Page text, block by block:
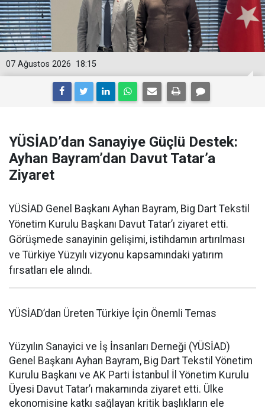
18:15
07 Ağustos 2026
YÜSİAD’dan Sanayiye Güçlü Destek:
Ayhan Bayram’dan Davut Tatar’a
Ziyaret
YÜSİAD Genel Başkanı Ayhan Bayram, Big Dart Tekstil
Yönetim Kurulu Başkanı Davut Tatar’ı ziyaret etti.
Görüşmede sanayinin gelişimi, istihdamın artırılması
ve Türkiye Yüzyılı vizyonu kapsamındaki yatırım
fırsatları ele alındı.
YÜSİAD’dan Üreten Türkiye İçin Önemli Temas
Yüzyılın Sanayici ve İş İnsanları Derneği (YÜSİAD)
Genel Başkanı Ayhan Bayram, Big Dart Tekstil Yönetim
Kurulu Başkanı ve AK Parti İstanbul İl Yönetim Kurulu
Üyesi Davut Tatar’ı makamında ziyaret etti. Ülke
ekonomisine katkı sağlayan kritik başlıkların ele